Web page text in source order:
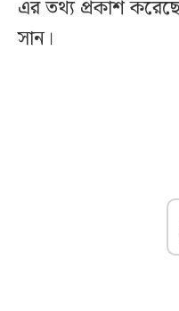
এর তথ্য প্রকাশ করেছে
সান।